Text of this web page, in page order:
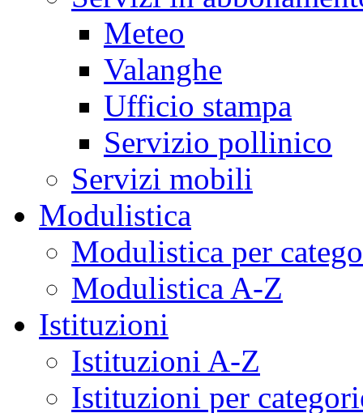
Meteo
Valanghe
Ufficio stampa
Servizio pollinico
Servizi mobili
Modulistica
Modulistica per
Modulistica A-Z
Istituzioni
Istituzioni A-Z
Istituzioni per